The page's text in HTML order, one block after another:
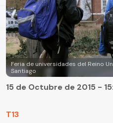
Feria de universidades del Reino
Santiago
T13
15 de Octubre de 2015 -